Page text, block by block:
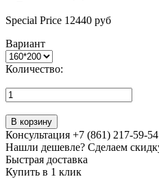
Special Price 12440 руб
Вариант
Количество:
В корзину
Консультация +7 (861) 217-59-54
Нашли дешевле? Сделаем
Быстрая доставка
Купить в 1 клик